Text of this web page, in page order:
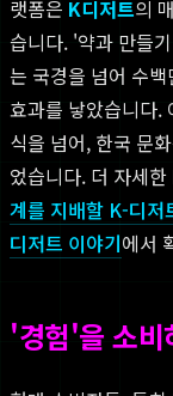
랫폼은 K디저트의
습니다. '약과 만들
는 국경을 넘어 수
효과를 낳았습니다.
식을 넘어, 한국 문
었습니다. 더 자세
계를 지배할 K-디저
디저트 이야기에서
'경험'을 소비